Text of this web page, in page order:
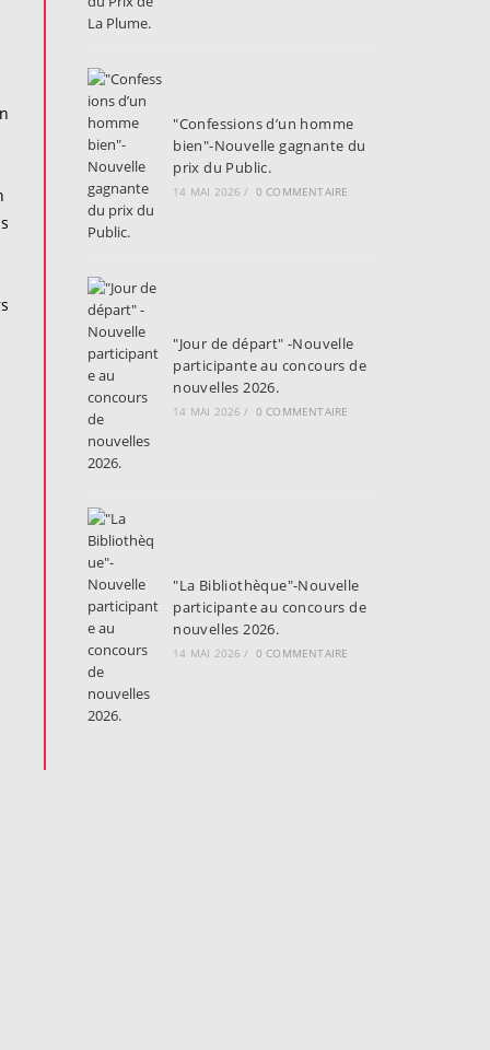
"Confessions d’un homme
bien"-Nouvelle gagnante du
prix du Public.
14 MAI 2026 / 0 COMMENTAIRE
"Jour de départ" -Nouvelle
participante au concours de
nouvelles 2026.
14 MAI 2026 / 0 COMMENTAIRE
"La Bibliothèque"-Nouvelle
participante au concours de
nouvelles 2026.
14 MAI 2026 / 0 COMMENTAIRE